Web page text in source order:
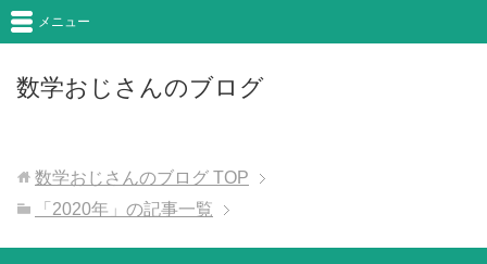
数学おじさんのブログ
メニュー
数学おじさんのブログ TOP
「2020年」の記事一覧